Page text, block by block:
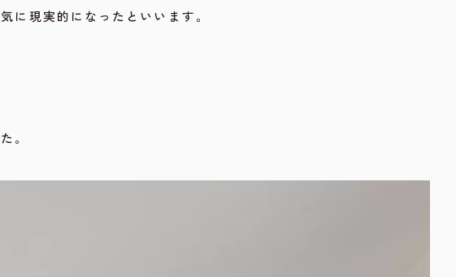
に現実的になったといいます。
。